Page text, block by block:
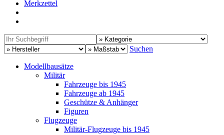
Merkzettel
Suchen
Modellbausätze
Militär
Fahrzeuge bis 1945
Fahrzeuge ab 1945
Geschütze & Anhänger
Figuren
Flugzeuge
Militär-Flugzeuge bis 1945